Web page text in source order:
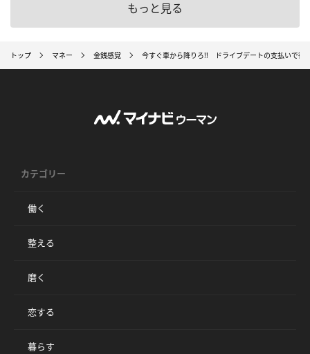
もっと見る
トップ マネー 金銭感覚 今すぐ車から降りろ!! ドライブデートの支払いで彼
カテゴリー
働く
整える
磨く
恋する
暮らす